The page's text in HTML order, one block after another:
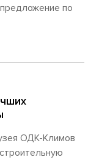
по
ОДК-Климов